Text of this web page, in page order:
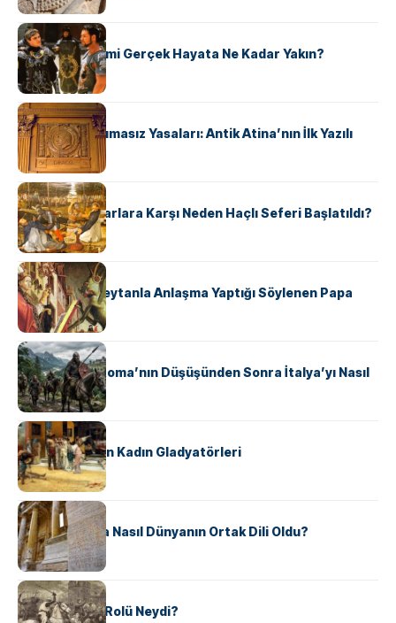
KÜLTÜR
‘Gladiator’ Filmi Gerçek Hayata Ne Kadar Yakın?
KÜLTÜR
Draco’nun Acımasız Yasaları: Antik Atina’nın İlk Yazılı
Hukuk Kodu
KÜLTÜR
Avrupalı ​​Katharlara Karşı Neden Haçlı Seferi Başlatıldı?
KÜLTÜR
II. Silvester: Şeytanla Anlaşma Yaptığı Söylenen Papa
KÜLTÜR
Ostrogotlar Roma’nın Düşüşünden Sonra İtalya’yı Nasıl
Ele Geçirdi?
KÜLTÜR
Antik Roma’nın Kadın Gladyatörleri
KÜLTÜR
Antik Yunanca Nasıl Dünyanın Ortak Dili Oldu?
KÜLTÜR
Valdensler’in Rolü Neydi?